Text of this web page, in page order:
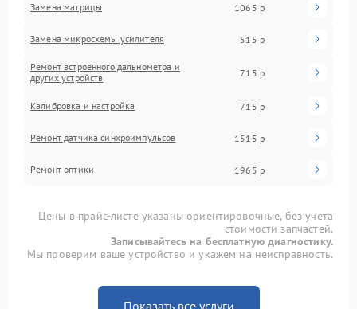
Замена матрицы 1065 р
Замена микросхемы усилителя 515 р
Ремонт встроенного дальнометра и
других устройств
715 р
Калибровка и настройка 715 р
Ремонт датчика синхроимпульсов 1515 р
Ремонт оптики 1965 р
Цены в прайс-листе указаны ориентировочные, без учета
стоимости запчастей.
Записывайтесь на бесплатную диагностику.
Мы проверим ваше устройство и укажем на неисправность.
Показать все услуги